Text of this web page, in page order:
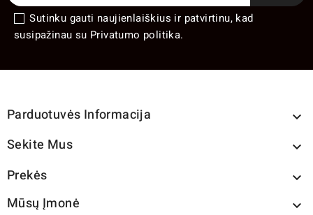
Sutinku gauti naujienlaiškius ir patvirtinu, kad
susipažinau su Privatumo politika.
Parduotuvės Informacija 
Sekite Mus 
Prekės 
Mūsų Įmonė 